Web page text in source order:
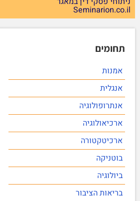
Seminarion.co.il
תחומים
אמנות
אנגלית
אנתרופולוגיה
ארכיאולוגיה
ארכיטקטורה
בוטניקה
ביולוגיה
בריאות הציבור